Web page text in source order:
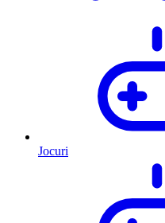
Jocuri